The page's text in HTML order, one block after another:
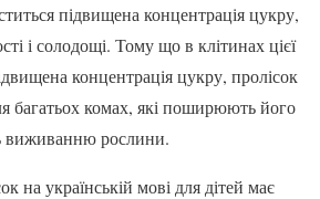
підвищена концентрація цукру,
і солодощі. Тому що в клітинах цієї
концентрація цукру, пролісок
багатьох комах, які поширюють його
виживанню рослини.
на українській мові для дітей має